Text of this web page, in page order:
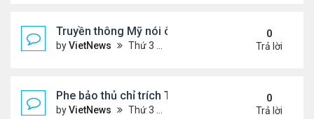
Truyền thông Mỹ nói ông Trump muốn chuyển 10
byVietNews Thứ 3 Tháng 7 08, 2025 5:14 pm
0
Trả lời
Phe bảo thủ chỉ trích Tổng thống Iran 'mềm
byVietNews Thứ 3 Tháng 7 08, 2025 8:27 am
0
Trả lời